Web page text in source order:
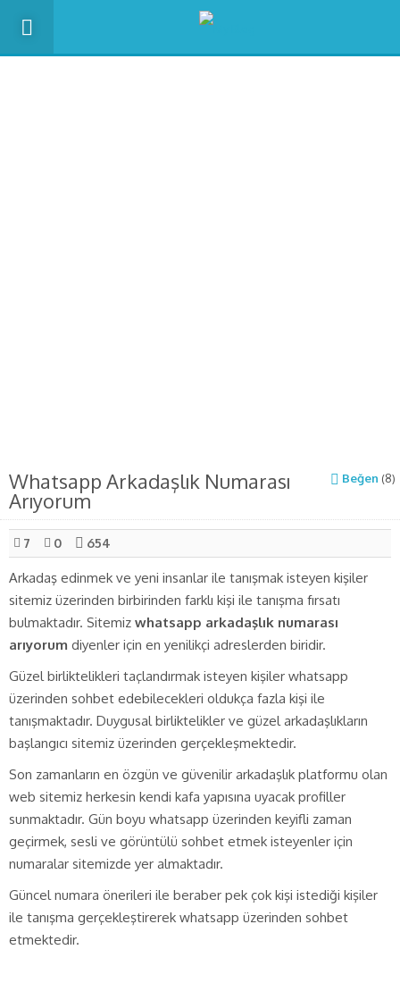
Whatsapp Arkadaşlık Numarası
Arıyorum
Beğen (8)
7 0 654
Arkadaş edinmek ve yeni insanlar ile tanışmak isteyen kişiler
sitemiz üzerinden birbirinden farklı kişi ile tanışma fırsatı
bulmaktadır. Sitemiz whatsapp arkadaşlık numarası
arıyorum diyenler için en yenilikçi adreslerden biridir.
Güzel birliktelikleri taçlandırmak isteyen kişiler whatsapp
üzerinden sohbet edebilecekleri oldukça fazla kişi ile
tanışmaktadır. Duygusal birliktelikler ve güzel arkadaşlıkların
başlangıcı sitemiz üzerinden gerçekleşmektedir.
Son zamanların en özgün ve güvenilir arkadaşlık platformu olan
web sitemiz herkesin kendi kafa yapısına uyacak profiller
sunmaktadır. Gün boyu whatsapp üzerinden keyifli zaman
geçirmek, sesli ve görüntülü sohbet etmek isteyenler için
numaralar sitemizde yer almaktadır.
Güncel numara önerileri ile beraber pek çok kişi istediği kişiler
ile tanışma gerçekleştirerek whatsapp üzerinden sohbet
etmektedir.